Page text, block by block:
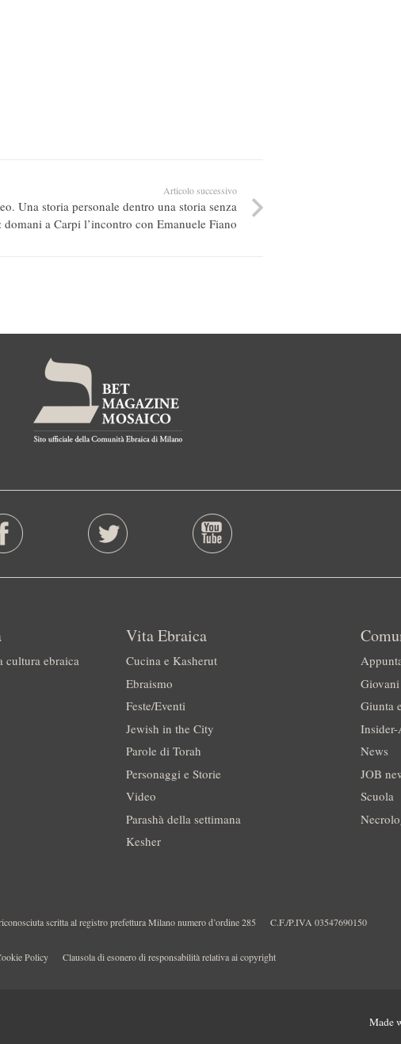
Articolo successivo
Una storia personale dentro una storia senza
domani a Carpi l’incontro con Emanuele Fiano
cultura ebraica
Vita Ebraica
Cucina e Kasherut
Ebraismo
Feste/Eventi
Jewish in the City
Parole di Torah
Personaggi e Storie
Video
Parashà della settimana
Kesher
Giovani
Giunta
News
JOB
Scuola
scritta al registro prefettura Milano numero d’ordine 285 C.F./P.IVA 03547690150
Policy Clausola di esonero di responsabilità relativa ai copyright
Made